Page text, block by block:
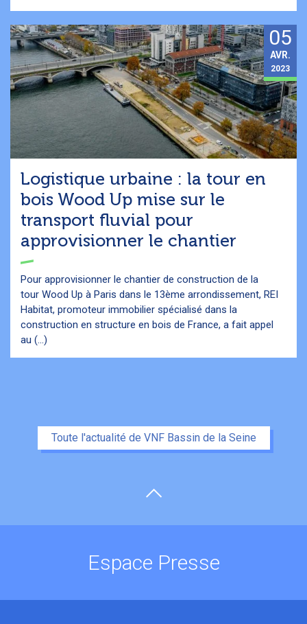
Logistique urbaine : la tour en
bois Wood Up mise sur le
transport fluvial pour
approvisionner le chantier
Pour approvisionner le chantier de construction de la
tour Wood Up à Paris dans le 13ème arrondissement, REI
Habitat, promoteur immobilier spécialisé dans la
construction en structure en bois de France, a fait appel
au (...)
05
AVR.
2023
Toute l'actualité de VNF Bassin de la Seine
Espace Presse